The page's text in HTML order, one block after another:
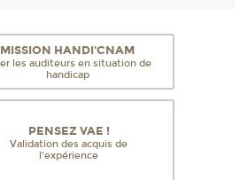
MISSION HANDI'CNAM
les auditeurs en situation de
handicap
PENSEZ VAE !
Validation des acquis de
l'expérience